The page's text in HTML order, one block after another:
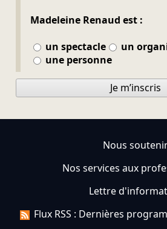
Madeleine Renaud est :
un spectacle
un
une personne
Je m’inscris
Nous
Nos services aux
Lettre
Flux RSS : Dernières